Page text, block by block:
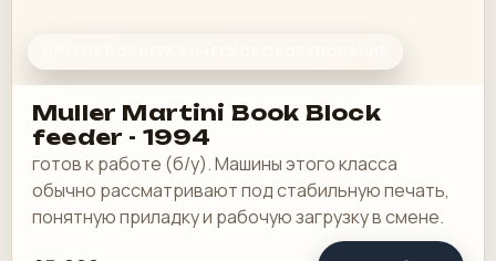
Muller Martini Book Block
feeder - 1994
готов к работе (б/у). Машины этого класса
обычно рассматривают под стабильную печать,
понятную приладку и рабочую загрузку в смене.